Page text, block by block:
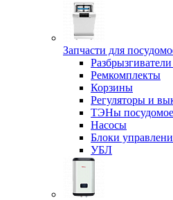
Запчасти для
Ремкомплекты
Корзины
Регуляторы и
ТЭНы
Насосы
Блоки
УБЛ